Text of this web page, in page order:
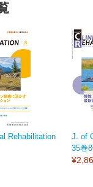
Rehabilitation
J. of
35巻